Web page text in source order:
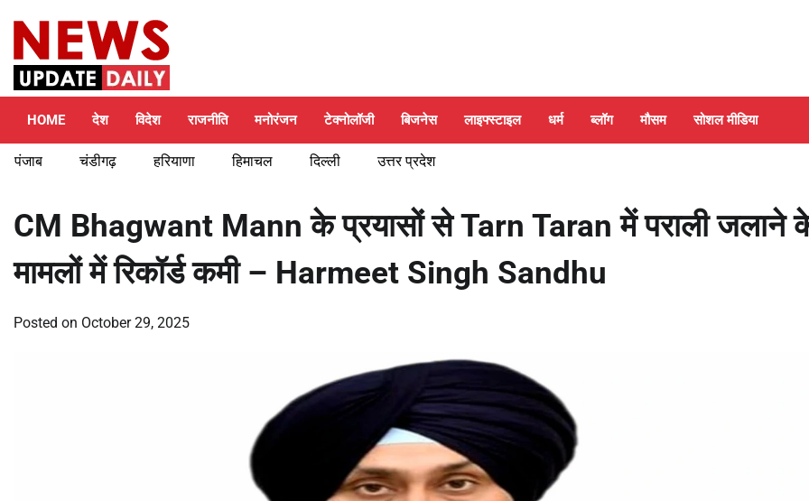
content
HOME देश विदेश राजनीति मनोरंजन टेक्नोलॉजी बिजनेस लाइफ्स्टाइल धर्म ब्लॉग मौसम सोशल मीडिया
पंजाब चंडीगढ़ हरियाणा हिमाचल दिल्ली उत्तर प्रदेश
CM Bhagwant Mann के प्रयासों से Tarn Taran में पराली जलाने
मामलों में रिकॉर्ड कमी – Harmeet Singh Sandhu
Posted on October 29, 2025